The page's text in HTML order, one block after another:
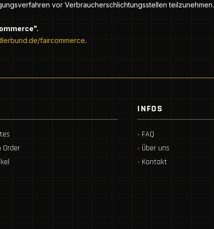
vor Verbraucherschlichtungsstellen teilzunehmen.
faircommerce.
Order
INFOS
FAQ
Über uns
Kontakt